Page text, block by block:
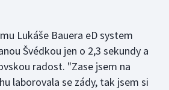
Lukáše Bauera eD system
Švédkou jen o 2,3 sekundy a
radost. "Zase jsem na
laborovala se zády, tak jsem si